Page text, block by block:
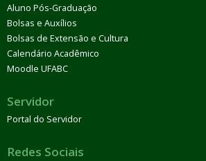
Aluno Pós-Graduação
Bolsas e Auxílios
Bolsas de Extensão e Cultura
Calendário Acadêmico
Moodle UFABC
Servidor
Portal do Servidor
Redes Sociais